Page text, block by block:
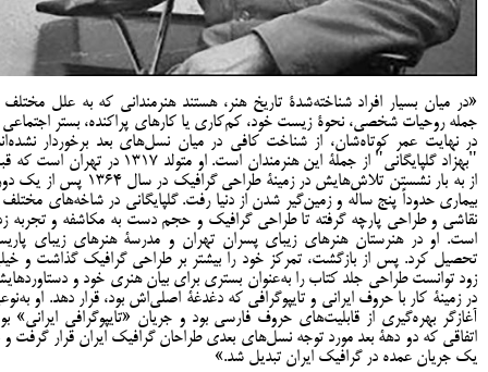
«در میان بسیار افراد شناخته‌شدۀ تاریخ هنر، هستند هنرمندانی که به علل مختلف
جمله روحیات شخصی، نحوۀ زیست خود، کم‌کاری یا کارهای پراکنده، بستر اجتماعی
در نهایت عمر کوتاه‌شان، از شناخت کافی در میان نسل‌های بعد برخوردار
"بهزاد گلپایگانی" از جملۀ این هنرمندان است. او متولد 1317 در تهران
از به بار نشستن تلاش‌هایش در زمینۀ طراحی گرافیک در سال 1364
بیماری حدوداً پنج ساله و زمین‌گیر شدن از دنیا رفت. گلپایگانی در شاخه‌های مختلف
نقاشی و طراحی پارچه گرفته تا طراحی گرافیک و حجم دست به مکاشفه و تجربه
است. او در هنرستان هنرهای زیبای پسران تهران و مدرسۀ هنرهای زیبای
تحصیل کرد. پس از بازگشت، تمرکز خود را بیشتر بر طراحی گرافیک گذاشت و
زود توانست طراحی جلد کتاب را به‌عنوان بستری برای بیان هنری خود و
در زمینۀ کار با حروف ایرانی و تایپوگرافی که دغدغۀ اصلی‌اش بود، قرار دهد. او
آغازگر بهره‌گیری از قابلیت‌های حروف فارسی بود و جریان «تایپوگرافی ایرانی»
اتفاقی که دو دهۀ بعد مورد توجه نسل‌های بعدی طراحان گرافیک ایران قرار گرفت و
یک جریان عمده در گرافیک ایران تبدیل شد.»